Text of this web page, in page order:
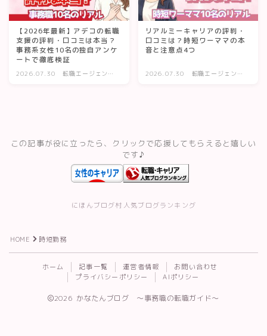
エージェント・サイトの評判
履歴書・面接対策
【2026年最新】アデコの転職
支援の評判・口コミは本当？
事務系女性10名の独自アンケ
ートで徹底検証
2026.07.30
転職エージェン
リアルミーキャリアの評判・
口コミは？時短ワーママの本
音と注意点4つ
2026.07.30
転職エージェン
この記事が役に立ったら、クリックで応援してもらえると嬉しい
です♪
にほんブログ村 人気ブログランキング
HOME 時短勤務
ホーム 記事一覧 運営者情報
お問い合わせ
プライバシーポリシー
AIポリシー
2026 かなたんブログ 〜事務職の転職ガイド〜